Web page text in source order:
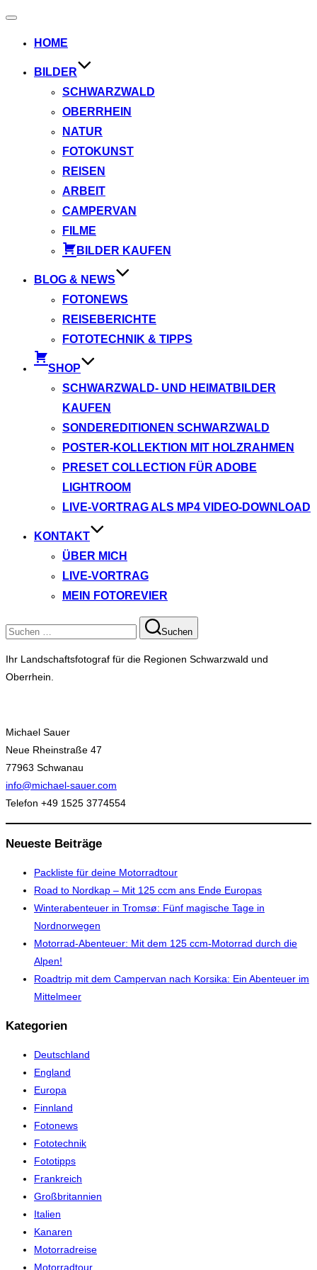
Navigation
HOME
BILDER
SCHWARZWALD
OBERRHEIN
NATUR
FOTOKUNST
REISEN
ARBEIT
CAMPERVAN
FILME
BILDER KAUFEN
BLOG & NEWS
FOTONEWS
REISEBERICHTE
FOTOTECHNIK & TIPPS
SHOP
SCHWARZWALD- UND HEIMATBILDER
KAUFEN
SONDEREDITIONEN SCHWARZWALD
POSTER-KOLLEKTION MIT HOLZRAHMEN
PRESET COLLECTION FÜR ADOBE
LIGHTROOM
LIVE-VORTRAG ALS MP4 VIDEO-DOWNLOAD
KONTAKT
ÜBER MICH
LIVE-VORTRAG
MEIN FOTOREVIER
Suchen
nach:
Suchen
Ihr Landschaftsfotograf für die Regionen Schwarzwald und
Oberrhein.
Michael Sauer
Neue Rheinstraße 47
77963 Schwanau
info@michael-sauer.com
Telefon +49 1525 3774554
Neueste Beiträge
Packliste für deine Motorradtour
Road to Nordkap – Mit 125 ccm ans Ende Europas
Winterabenteuer in Tromsø: Fünf magische Tage in
Nordnorwegen
Motorrad-Abenteuer: Mit dem 125 ccm-Motorrad durch die
Alpen!
Roadtrip mit dem Campervan nach Korsika: Ein Abenteuer im
Mittelmeer
Kategorien
Deutschland
England
Europa
Finnland
Fotonews
Fototechnik
Fototipps
Frankreich
Großbritannien
Italien
Kanaren
Motorradreise
Motorradtour